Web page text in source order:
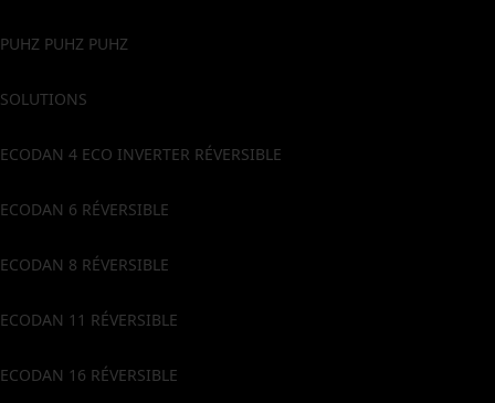
PUHZ PUHZ PUHZ
SOLUTIONS
ECODAN 4 ECO INVERTER RÉVERSIBLE
ECODAN 6 RÉVERSIBLE
ECODAN 8 RÉVERSIBLE
ECODAN 11 RÉVERSIBLE
ECODAN 16 RÉVERSIBLE